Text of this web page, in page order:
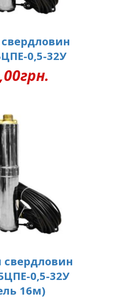
0,5-32У
грн.
свердловин
0,5-32У
16м)